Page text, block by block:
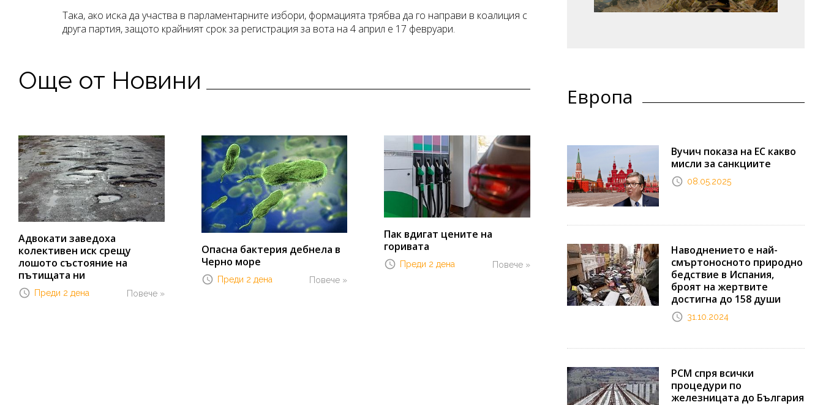
Така, ако иcĸa дa yчacтвa в пapлaмeнтapнитe избopи, формацията трябва да го направи в коалиция с
друга партия, защото крайният срок за регистрация за вота на 4 април е 17 февруари.
Още от Новини
Адвокати заведоха
колективен иск срещу
лошото състояние на
пътищата ни
Повече »
Преди 2 дена
Опасна бактерия дебнела в
Черно море
Повече »
Преди 2 дена
Пак вдигат цените на
горивата
Повече »
Преди 2 дена
Европа
Вучич показа на ЕС какво
мисли за санкциите
08.05.2025
Наводнението е най-
смъртоносното природно
бедствие в Испания,
броят на жертвите
достигна до 158 души
31.10.2024
РСМ спря всички
процедури по
железницата до България